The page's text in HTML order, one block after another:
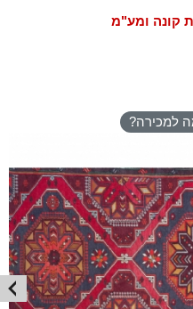
קונה ומע"מ
למכירה?